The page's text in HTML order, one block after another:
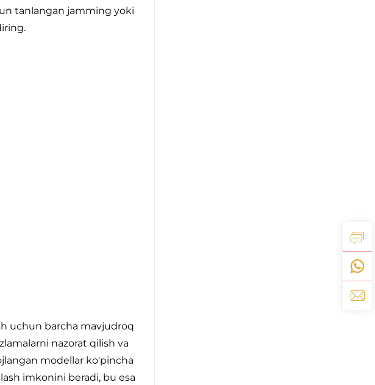
tanlangan jamming yoki
uchun barcha mavjudroq
nazorat qilish va
modellar ko'pincha
imkonini beradi, bu esa